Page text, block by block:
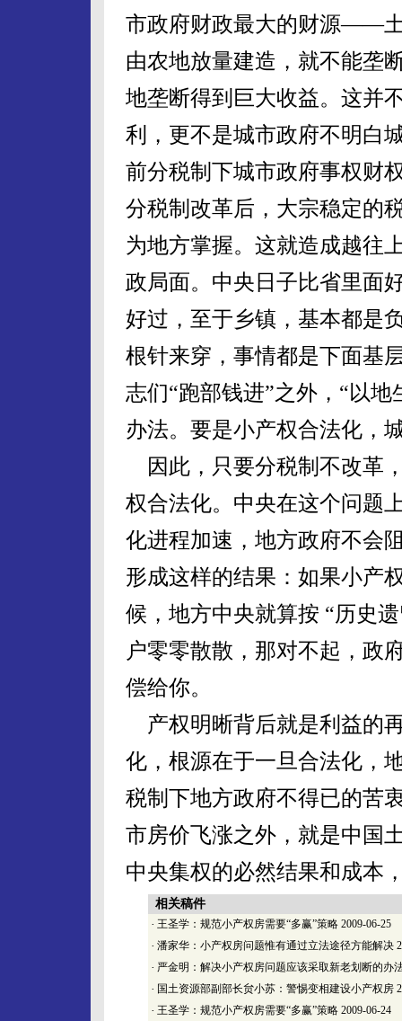
市政府财政最大的财源——
由农地放量建造，就不能垄
地垄断得到巨大收益。这并
利，更不是城市政府不明白
前分税制下城市政府事权财
分税制改革后，大宗稳定的
为地方掌握。这就造成越往
政局面。中央日子比省里面
好过，至于乡镇，基本都是
根针来穿，事情都是下面基
志们“跑部钱进”之外，“以
办法。要是小产权合法化，
因此，只要分税制不改革
权合法化。中央在这个问题
化进程加速，地方政府不会
形成这样的结果：如果小产
候，地方中央就算按 “历史
户零零散散，那对不起，政
偿给你。
产权明晰背后就是利益的
化，根源在于一旦合法化，
税制下地方政府不得已的苦
市房价飞涨之外，就是中国
中央集权的必然结果和成本
相关稿件
· 王圣学：规范小产权房需要“多赢”策略 2009-06-25
· 潘家华：小产权房问题惟有通过立法途径方能解决
· 严金明：解决小产权房问题应该采取新老划断的办
· 国土资源部副部长贠小苏：警惕变相建设小产权房
· 王圣学：规范小产权房需要“多赢”策略 2009-06-24